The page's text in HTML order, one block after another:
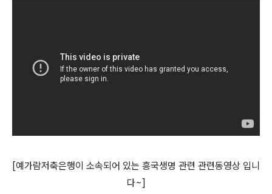
[예가람저축은행이 소속되어 있는 흥국생명 관련 관련동영상 입니
다~]